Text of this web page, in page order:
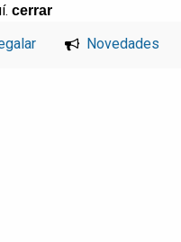
. cerrar
Novedades